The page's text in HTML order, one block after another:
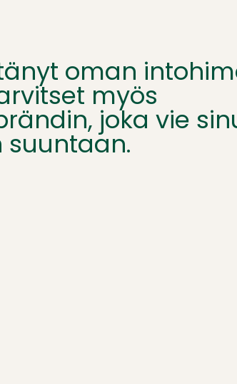
oman
myös
joka vie
suuntaan.